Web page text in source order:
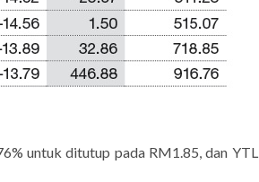
untuk ditutup pada RM1.85, dan YTL